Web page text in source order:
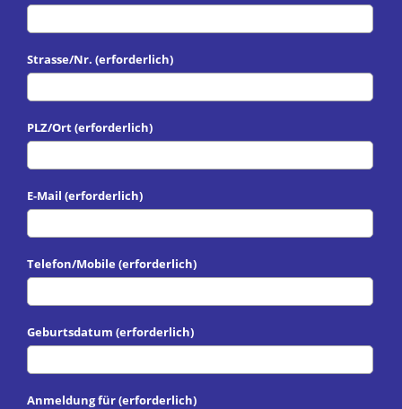
Strasse/Nr. (erforderlich)
PLZ/Ort (erforderlich)
E-Mail (erforderlich)
Telefon/Mobile (erforderlich)
Geburtsdatum (erforderlich)
Anmeldung für (erforderlich)